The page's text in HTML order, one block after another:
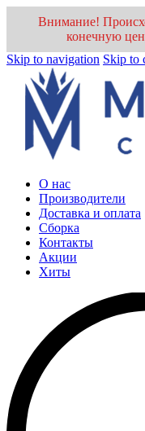
Внимание!
конечную
Skip to navigation Skip to
О нас
Производители
Доставка и оплата
Cборка
Контакты
Акции
Хиты